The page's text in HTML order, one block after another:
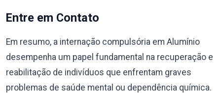
Entre em Contato
Em resumo, a internação compulsória em Alumínio
desempenha um papel fundamental na recuperação e
reabilitação de indivíduos que enfrentam graves
problemas de saúde mental ou dependência química.